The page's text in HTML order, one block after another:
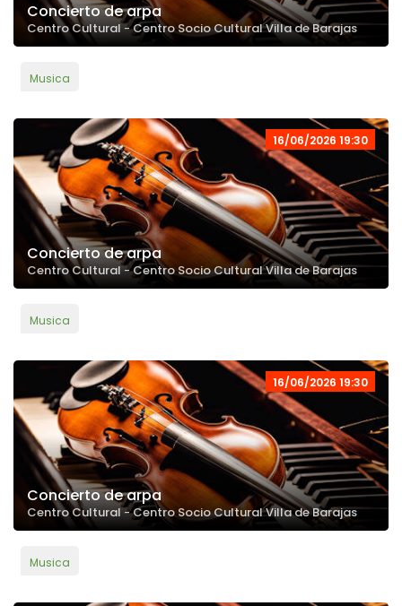
Concierto de arpa
Centro Cultural - Centro Socio Cultural Villa de Barajas
Musica
16/06/2026 19:30
Concierto de arpa
Centro Cultural - Centro Socio Cultural Villa de Barajas
Musica
16/06/2026 19:30
Concierto de arpa
Centro Cultural - Centro Socio Cultural Villa de Barajas
Musica